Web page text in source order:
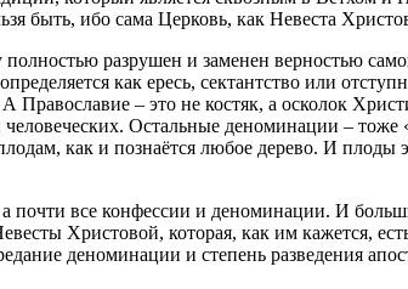
быть, ибо сама Церковь, как Невеста
разрушен и заменен верностью
как ересь, сектантство или
– это не костяк, а осколок
Остальные деноминации –
как и познаётся любое дерево. И
а почти все конфессии и деноминации. И
Христовой, которая, как им кажется,
деноминации и степень разведения